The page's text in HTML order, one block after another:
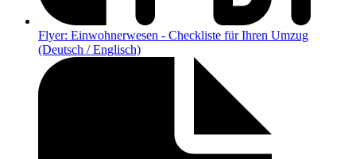
Flyer: Einwohnerwesen - Checkliste für Ihren Umzug
(Deutsch / Englisch)